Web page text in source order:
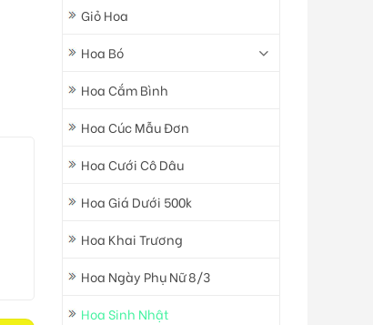
Giỏ Hoa
Hoa Bó
Hoa Cắm Bình
Hoa Cúc Mẫu Đơn
Hoa Cưới Cô Dâu
Hoa Giá Dưới 500k
Hoa Khai Trương
Hoa Ngày Phụ Nữ 8/3
Hoa Sinh Nhật